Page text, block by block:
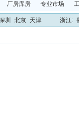
厂房库房 专业市场
圳 北京 天津 浙江: